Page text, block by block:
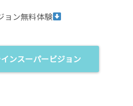
ョン無料体験
ンスーパービジョン